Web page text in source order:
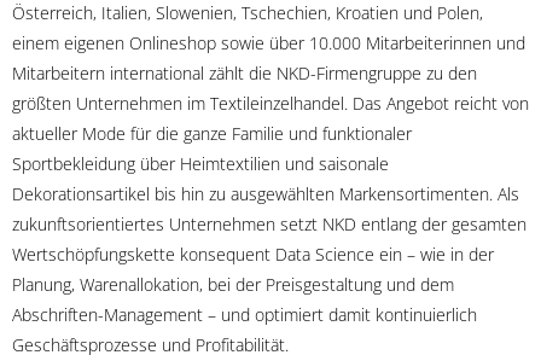
Österreich, Italien, Slowenien, Tschechien, Kroatien und Polen,
einem eigenen Onlineshop sowie über 10.000 Mitarbeiterinnen und
Mitarbeitern international zählt die NKD-Firmengruppe zu den
größten Unternehmen im Textileinzelhandel. Das Angebot reicht von
aktueller Mode für die ganze Familie und funktionaler
Sportbekleidung über Heimtextilien und saisonale
Dekorationsartikel bis hin zu ausgewählten Markensortimenten. Als
zukunftsorientiertes Unternehmen setzt NKD entlang der gesamten
Wertschöpfungskette konsequent Data Science ein – wie in der
Planung, Warenallokation, bei der Preisgestaltung und dem
Abschriften-Management – und optimiert damit kontinuierlich
Geschäftsprozesse und Profitabilität.